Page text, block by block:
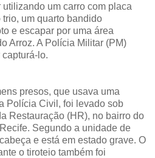
um carro com placa
um quarto bandido
e escapar por uma área
Arroz. A Polícia Militar (PM)
lo.
presos, que usava uma
Polícia Civil, foi levado sob
Restauração (HR), no bairro do
Segundo a unidade de
e está em estado grave. O
o tiroteio também foi